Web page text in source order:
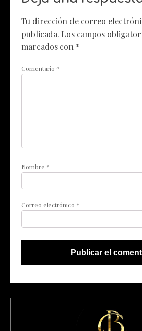
Tu dirección de correo
publicada. Los campos
marcados con *
Comentario *
Nombre *
Correo electrónico *